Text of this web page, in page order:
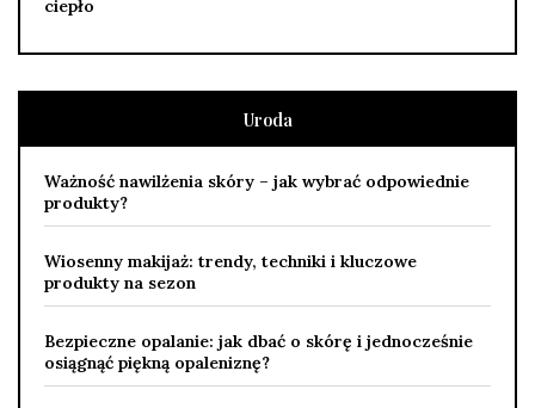
ciepło
Uroda
Ważność nawilżenia skóry – jak wybrać odpowiednie
produkty?
Wiosenny makijaż: trendy, techniki i kluczowe
produkty na sezon
Bezpieczne opalanie: jak dbać o skórę i jednocześnie
osiągnąć piękną opaleniznę?